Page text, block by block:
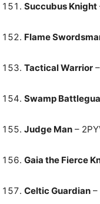
Succubus Knight
Flame
Tactical Warrior
Swamp
Judge Man –
Gaia the Fierce
Celtic Guardian –